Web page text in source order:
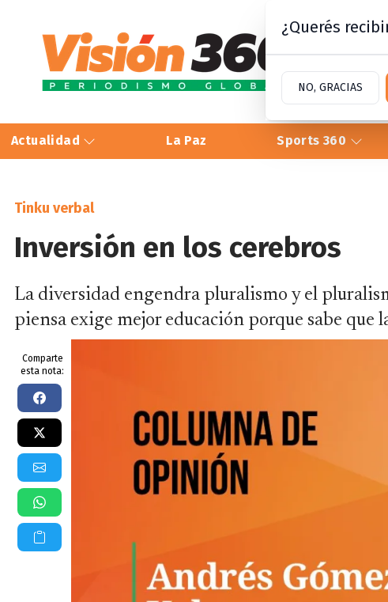
Actualidad La Paz Sports 360
Tinku verbal
Inversión en los cerebros
La diversidad engendra pluralismo y el
piensa exige mejor educación porque sabe que
Comparte
esta nota:
¿Querés
NO, GRACIAS